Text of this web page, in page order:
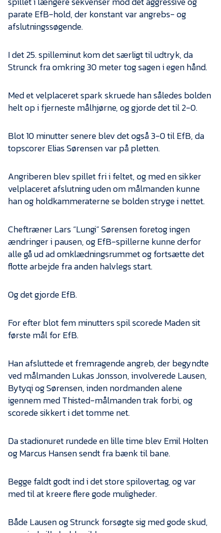
parate EfB-hold, der konstant var angrebs- og
afslutningssøgende.
I det 25. spilleminut kom det særligt til udtryk, da
Strunck fra omkring 30 meter tog sagen i egen hånd.
Med et velplaceret spark skruede han således bolden
helt op i fjerneste målhjørne, og gjorde det til 2-0.
Blot 10 minutter senere blev det også 3-0 til EfB, da
topscorer Elias Sørensen var på pletten.
Angriberen blev spillet fri i feltet, og med en sikker
velplaceret afslutning uden om målmanden kunne
han og holdkammeraterne se bolden stryge i nettet.
Cheftræner Lars “Lungi” Sørensen foretog ingen
ændringer i pausen, og EfB-spillerne kunne derfor
alle gå ud ad omklædningsrummet og fortsætte det
flotte arbejde fra anden halvlegs start.
Og det gjorde EfB.
For efter blot fem minutters spil scorede Maden sit
første mål for EfB.
Han afsluttede et fremragende angreb, der begyndte
ved målmanden Lukas Jonsson, involverede Lausen,
Bytyqi og Sørensen, inden nordmanden alene
igennem med Thisted-målmanden trak forbi, og
scorede sikkert i det tomme net.
Da stadionuret rundede en lille time blev Emil Holten
og Marcus Hansen sendt fra bænk til bane.
Begge faldt godt ind i det store spilovertag, og var
med til at kreere flere gode muligheder.
Både Lausen og Strunck forsøgte sig med gode skud,